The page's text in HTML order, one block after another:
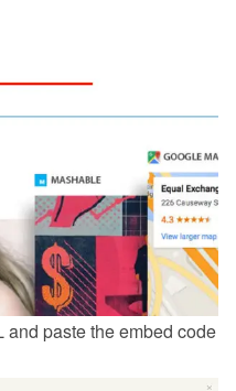
and paste the embed code